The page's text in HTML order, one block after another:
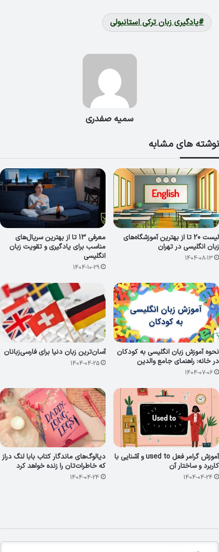
یادگیری زبان ترکی استانبولی
سمیه صفدری
نوشته های مشابه
لیست 20 تا از بهترین آموزشگاه‌های
زبان انگلیسی در تهران
1404-08-13
معرفی 13 تا از بهترین سریال‌های
مناسب برای یادگیری و تقویت زبان
انگلیسی
1404-10-29
نحوه آموزش زبان انگلیسی به کودکان
در خانه: راهنمای جامع والدین
1404-07-06
آسان‌ترین زبان دنیا برای فارسی‌زبانان
1404-04-25
آموزش گرامر فعل used to و آشنایی با
کاربرد و ساختار آن
1404-04-24
دیالوگ‌های ماندگار کتاب بابا لنگ دراز
که خاطرات‌تان را زنده خواهد کرد
1404-04-24